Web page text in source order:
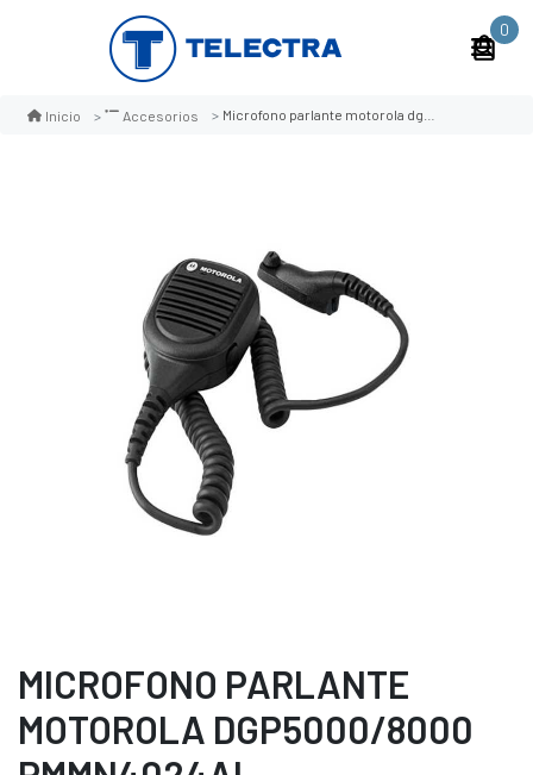
0
Inicio Accesorios Microfono parlante motorola dgp5000/8000 pmmn4024al
MICROFONO PARLANTE
MOTOROLA DGP5000/8000